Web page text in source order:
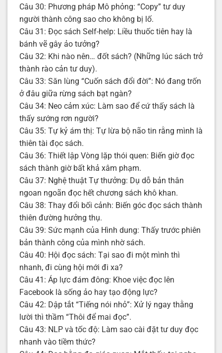
Câu 30: Phương pháp Mô phỏng: “Copy” tư duy
người thành công sao cho không bị lố.
Câu 31: Đọc sách Self-help: Liều thuốc tiên hay là
bánh vẽ gây ảo tưởng?
Câu 32: Khi nào nên… đốt sách? (Những lúc sách trở
thành rào cản tư duy).
Câu 33: Săn lùng “Cuốn sách đổi đời”: Nó đang trốn
ở đâu giữa rừng sách bạt ngàn?
Câu 34: Neo cảm xúc: Làm sao để cứ thấy sách là
thấy sướng rơn người?
Câu 35: Tự kỷ ám thị: Tự lừa bộ não tin rằng mình là
thiên tài đọc sách.
Câu 36: Thiết lập Vòng lặp thói quen: Biến giờ đọc
sách thành giờ bất khả xâm phạm.
Câu 37: Nghệ thuật Tự thưởng: Dụ dỗ bản thân
ngoan ngoãn đọc hết chương sách khô khan.
Câu 38: Thay đổi bối cảnh: Biến góc đọc sách thành
thiên đường hưởng thụ.
Câu 39: Sức mạnh của Hình dung: Thấy trước phiên
bản thành công của mình nhờ sách.
Câu 40: Hội đọc sách: Tại sao đi một mình thì
nhanh, đi cùng hội mới đi xa?
Câu 41: Áp lực đám đông: Khoe việc đọc lên
Facebook là sống ảo hay tạo động lực?
Câu 42: Dập tắt “Tiếng nói nhỏ”: Xử lý ngay thằng
lười thì thầm “Thôi để mai đọc”.
Câu 43: NLP và tốc độ: Làm sao cài đặt tư duy đọc
nhanh vào tiềm thức?